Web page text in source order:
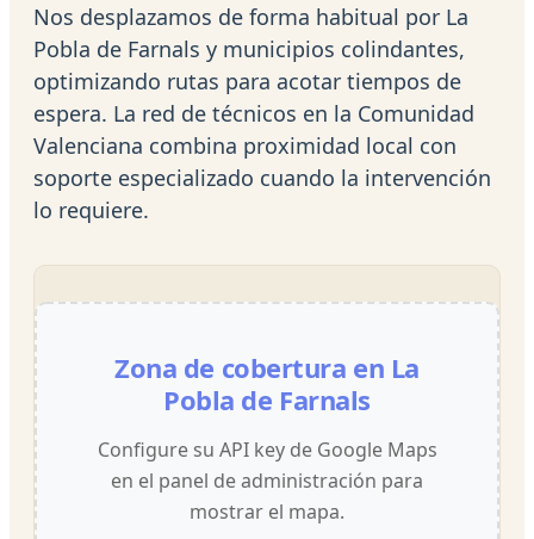
Nos desplazamos de forma habitual por La
Pobla de Farnals y municipios colindantes,
optimizando rutas para acotar tiempos de
espera. La red de técnicos en la Comunidad
Valenciana combina proximidad local con
soporte especializado cuando la intervención
lo requiere.
Zona de cobertura en La
Pobla de Farnals
Configure su API key de Google Maps
en el panel de administración para
mostrar el mapa.